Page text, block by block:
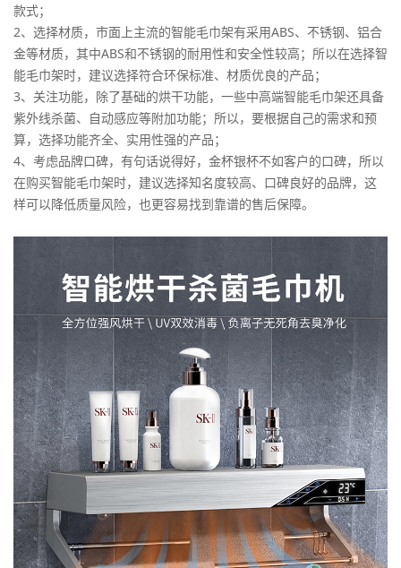
款式；
2、选择材质，市面上主流的智能毛巾架有采用ABS、不锈钢、铝合
金等材质，其中ABS和不锈钢的耐用性和安全性较高；所以在选择智
能毛巾架时，建议选择符合环保标准、材质优良的产品；
3、关注功能，除了基础的烘干功能，一些中高端智能毛巾架还具备
紫外线杀菌、自动感应等附加功能；所以，要根据自己的需求和预
算，选择功能齐全、实用性强的产品；
4、考虑品牌口碑，有句话说得好，金杯银杯不如客户的口碑，所以
在购买智能毛巾架时，建议选择知名度较高、口碑良好的品牌，这
样可以降低质量风险，也更容易找到靠谱的售后保障。